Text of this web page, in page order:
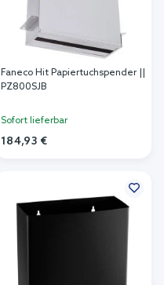
Faneco Hit Papiertuchspender ||
PZ800SJB
Sofort lieferbar
184,93 €